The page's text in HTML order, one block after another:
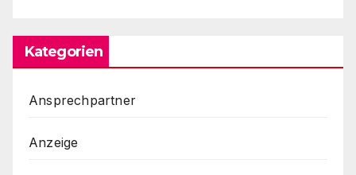
Kategorien
Ansprechpartner
Anzeige